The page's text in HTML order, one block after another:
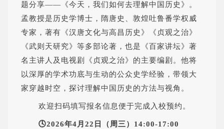
题分享——《今天，我们如何去理解中国历史》。
孟教授是历史学博士，隋唐史、敦煌吐鲁番学权威
专家，著有《汉唐文化与高昌历史》《贞观之治》
《武则天研究》等多部论著，也是《百家讲坛》著
名主讲人及电视剧《贞观之治》的主要编剧。他将
以深厚的学术功底与生动的公众史学经验，带领大
家穿越时空，探讨理解中国历史的方法与视角。
欢迎扫码填写报名信息便于完成入校预约。
🕓2026年4月22日（周三）14:00-17:00